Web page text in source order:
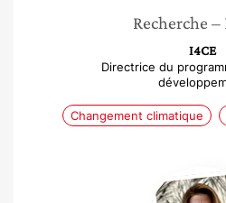
Recherche –
I4CE
Directrice du
Changement climatique